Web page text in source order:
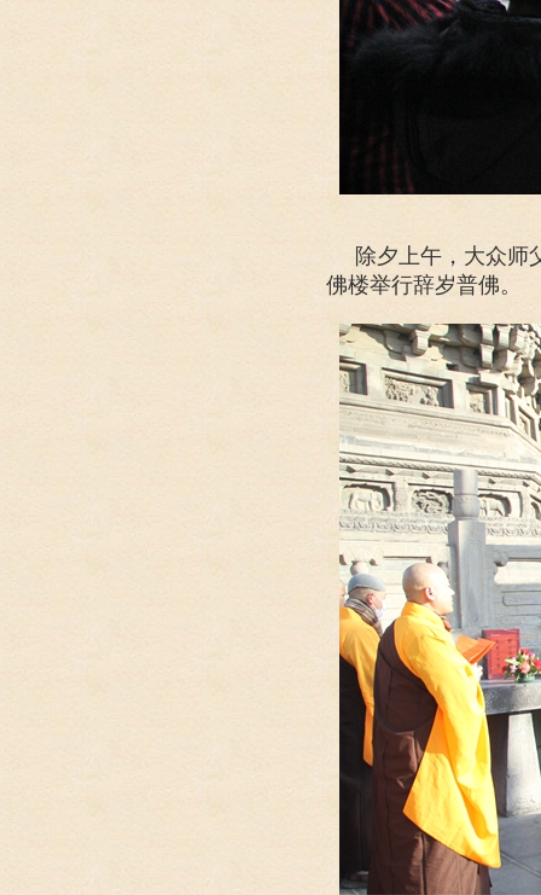
除夕上午，大众师
佛楼举行辞岁普佛。